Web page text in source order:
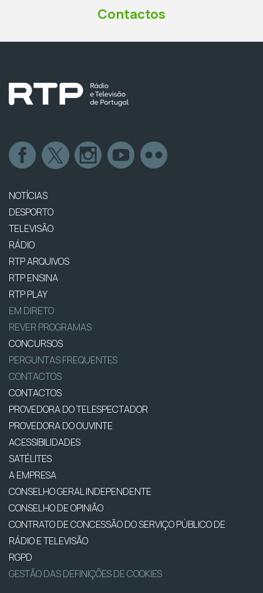
Contactos
NOTÍCIAS
DESPORTO
TELEVISÃO
RÁDIO
RTP ARQUIVOS
RTP ENSINA
RTP PLAY
EM DIRETO
REVER PROGRAMAS
CONCURSOS
PERGUNTAS FREQUENTES
CONTACTOS
CONTACTOS
PROVEDORA DO TELESPECTADOR
PROVEDORA DO OUVINTE
ACESSIBILIDADES
SATÉLITES
A EMPRESA
CONSELHO GERAL INDEPENDENTE
CONSELHO DE OPINIÃO
CONTRATO DE CONCESSÃO DO SERVIÇO PÚBLICO DE
RÁDIO E TELEVISÃO
RGPD
GESTÃO DAS DEFINIÇÕES DE COOKIES